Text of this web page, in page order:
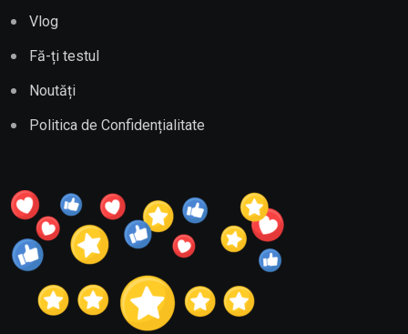
Vlog
Fă-ți testul
Noutăți
Politica de Confidențialitate